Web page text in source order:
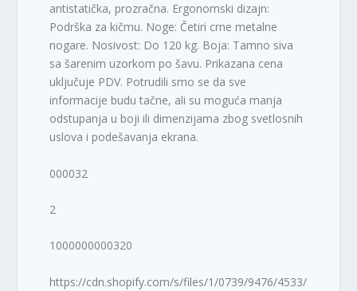
antistatička, prozračna. Ergonomski dizajn:
Podrška za kičmu. Noge: Četiri crne metalne
nogare. Nosivost: Do 120 kg. Boja: Tamno siva
sa šarenim uzorkom po šavu. Prikazana cena
uključuje PDV. Potrudili smo se da sve
informacije budu tačne, ali su moguća manja
odstupanja u boji ili dimenzijama zbog svetlosnih
uslova i podešavanja ekrana.
000032
2
1000000000320
https://cdn.shopify.com/s/files/1/0739/9476/4533/